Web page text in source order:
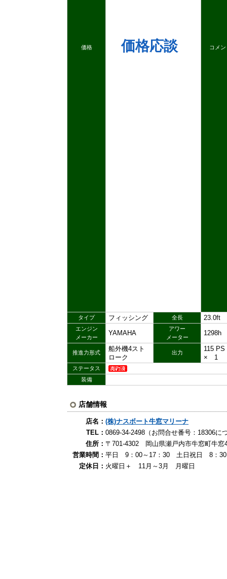
価格 価格応談 コメン
タイプ フィッシング 全長 23.0ft
エンジン
メーカー
YAMAHA
アワー
メーター
1298h
推進力形式
船外機4スト
ローク
出力
115
× 1
ステータス
装備
店舗情報
店名：(株)ナスボート牛窓マリーナ
TEL：0869-34-2498（お問合せ番号：18306に
住所：〒701-4302 岡山県瀬戸内市牛窓町牛窓
営業時間：平日 9：00～17：30 土日祝日 8：
定休日： 火曜日＋ 11月～3月 月曜日